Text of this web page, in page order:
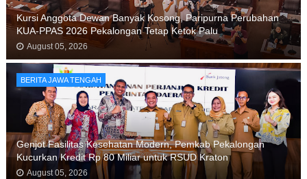
Kursi Anggota Dewan Banyak Kosong, Paripurna Perubahan
KUA-PPAS 2026 Pekalongan Tetap Ketok Palu
August 05, 2026
BERITA JAWA TENGAH
Genjot Fasilitas Kesehatan Modern, Pemkab Pekalongan
Kucurkan Kredit Rp 80 Miliar untuk RSUD Kraton
August 05, 2026